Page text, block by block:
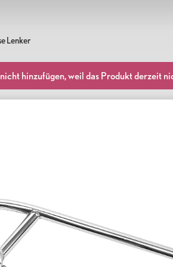
Funktionalität, Schönheit.
Gute Fahrräder für ein besseres
Montageanleitung
Größentabelle
Zahlungsmethoden
Rücksendungen und Umtausch
B2B &
Pelago
Lenker
hinzufügen, weil das Produkt derzeit